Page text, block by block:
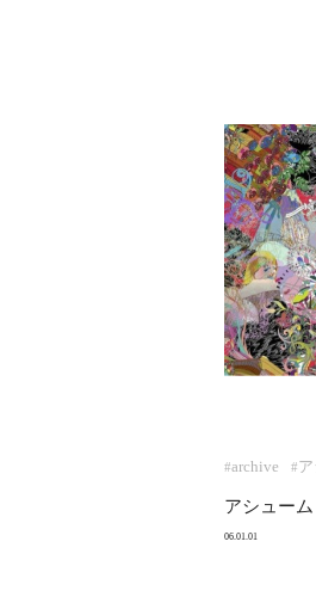
#archive #
アシュー
06.01.01